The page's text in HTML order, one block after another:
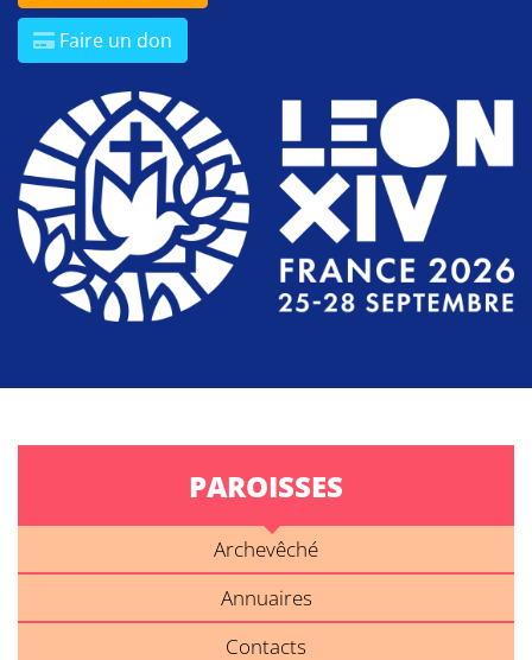
Faire un don
PAROISSES
Archevêché
Annuaires
Contacts